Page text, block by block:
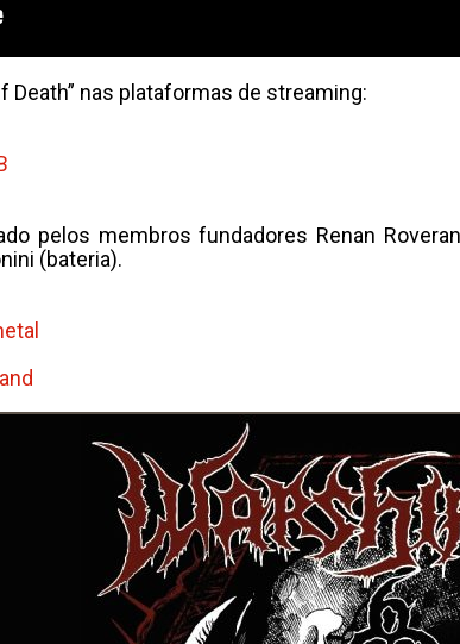
Death” nas plataformas de streaming:
pelos membros fundadores Renan
(bateria).